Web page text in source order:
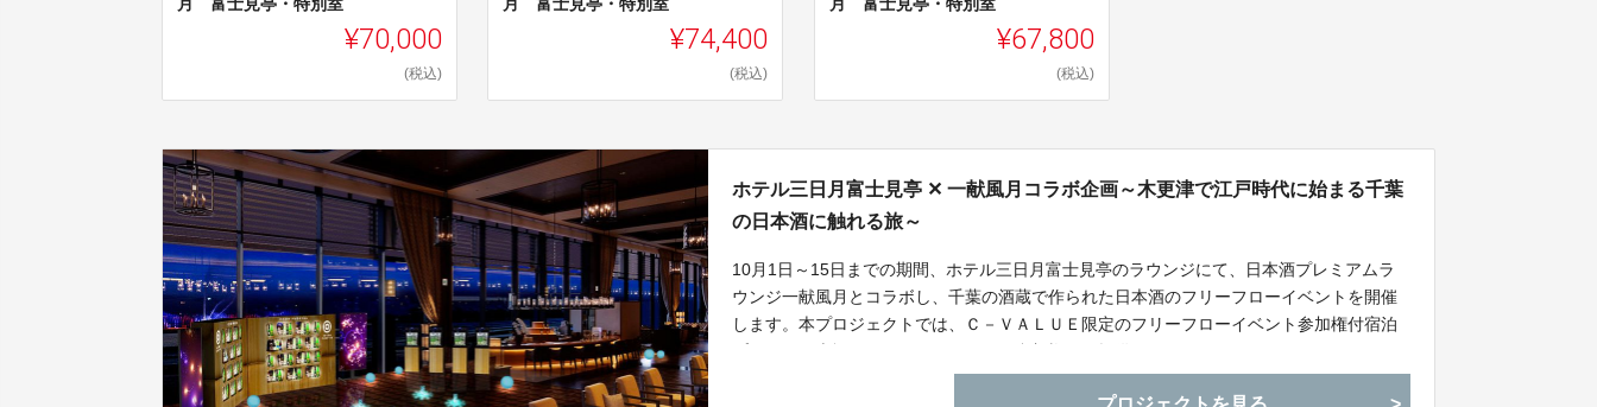
月 富士見亭・特別室
¥70,000
(税込)
月 富士見亭・特別室
¥74,400
(税込)
月 富士見亭・特別室
¥67,800
(税込)
ホテル三日月富士見亭 ✕ 一献風月コラボ企画～木更津で江戸時代に始まる千葉
の日本酒に触れる旅～
10月1日～15日までの期間、ホテル三日月富士見亭のラウンジにて、日本酒プレミアムラ
ウンジ一献風月とコラボし、千葉の酒蔵で作られた日本酒のフリーフローイベントを開催
します。本プロジェクトでは、Ｃ－ＶＡＬＵＥ限定のフリーフローイベント参加権付宿泊